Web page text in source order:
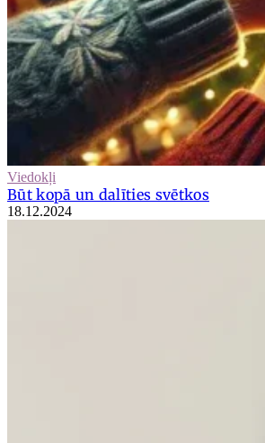
Viedokļi
Būt kopā un dalīties svētkos
18.12.2024